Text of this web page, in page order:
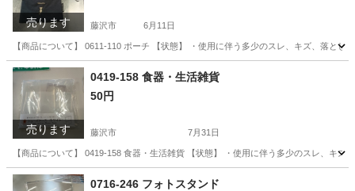
売ります 藤沢市 6月11日
【商品について】 0611-110 ポーチ 【状態】 ・使用に伴う多少のスレ、キズ、落と
神奈川 藤沢市 リユース
売ります
0419-158 食器・生活雑貨
50円
藤沢市 7月31日
【商品について】 0419-158 食器・生活雑貨 【状態】 ・使用に伴う多少のスレ、キ
神奈川 藤沢市 リユース
0716-246 フォトスタンド